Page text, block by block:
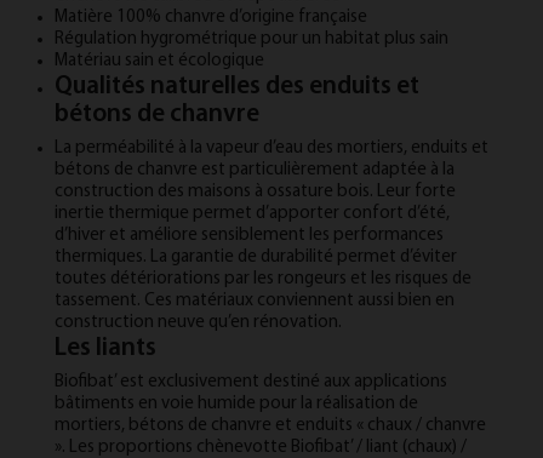
Matière 100% chanvre d’origine française
Régulation hygrométrique pour un habitat plus sain
Matériau sain et écologique
Qualités naturelles des enduits et
bétons de chanvre
La perméabilité à la vapeur d’eau des mortiers, enduits et
bétons de chanvre est particulièrement adaptée à la
construction des maisons à ossature bois. Leur forte
inertie thermique permet d’apporter confort d’été,
d’hiver et améliore sensiblement les performances
thermiques. La garantie de durabilité permet d’éviter
toutes détériorations par les rongeurs et les risques de
tassement. Ces matériaux conviennent aussi bien en
construction neuve qu’en rénovation.
Les liants
Biofibat’ est exclusivement destiné aux applications
bâtiments en voie humide pour la réalisation de
mortiers, bétons de chanvre et enduits « chaux / chanvre
». Les proportions chènevotte Biofibat’ / liant (chaux) /